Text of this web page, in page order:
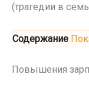
(трагедии в
Содержание
Повышения